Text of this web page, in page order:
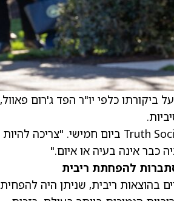
ביקורתו כלפי יו"ר הפד ג'רום פאוול,
"הוא פוגע במדינה שלנו ובביטחון הלאומי שלה", אמר טראמפ בפוסט ב-Truth Social ביום חמישי. "צריכה להיות
כבר אינה בעיה או איום."
להפחתת ריבית
בהוצאות ריבית, שניתן היה להפחית